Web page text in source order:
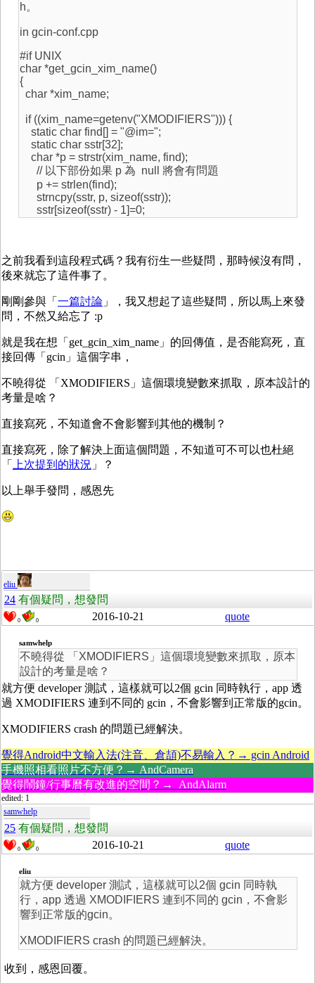
h。
in gcin-conf.cpp
#if UNIX
char *get_gcin_xim_name()
{
char *xim_name;
if ((xim_name=getenv("XMODIFIERS"))) {
static char find[] = "@im=";
static char sstr[32];
char *p = strstr(xim_name, find);
// 以下部份如果 p 為 null 將會有問題
p += strlen(find);
strncpy(sstr, p, sizeof(sstr));
sstr[sizeof(sstr) - 1]=0;
之前我看到這段程式碼？我有衍生一些疑問，那時候沒有問，
後來就忘了這件事了。
剛剛參與「 一篇討論 」，我又想起了這些疑問，所以馬上來發
問，不然又給忘了 :p
就是我在想「get_gcin_xim_name」的回傳值，是否能寫死，直
接回傳「gcin」這個字串，
不曉得從 「XMODIFIERS」這個環境變數來抓取，原本設計的
考量是啥？
直接寫死，不知道會不會影響到其他的機制？
直接寫死，除了解決上面這個問題，不知道可不可以也杜絕
「 上次提到的狀況 」？
以上舉手發問，感恩先
eliu
24 有個疑問，想發問
0 0 2016-10-21 quote
samwhelp
不曉得從 「XMODIFIERS」這個環境變數來抓取，原本
設計的考量是啥？
就方便 developer 測試，這樣就可以2個 gcin 同時執行，app 透
過 XMODIFIERS 連到不同的 gcin，不會影響到正常版的gcin。
XMODIFIERS crash 的問題已經解決。
覺得Android中文輸入法(注音、倉頡)不易輸入？→ gcin Android
手機照相看照片不方便？→ AndCamera
覺得鬧鐘/行事曆有改進的空間？→ AndAlarm
edited: 1
samwhelp
25 有個疑問，想發問
0 0 2016-10-21 quote
eliu
就方便 developer 測試，這樣就可以2個 gcin 同時執
行，app 透過 XMODIFIERS 連到不同的 gcin，不會影
響到正常版的gcin。
XMODIFIERS crash 的問題已經解決。
收到，感恩回覆。